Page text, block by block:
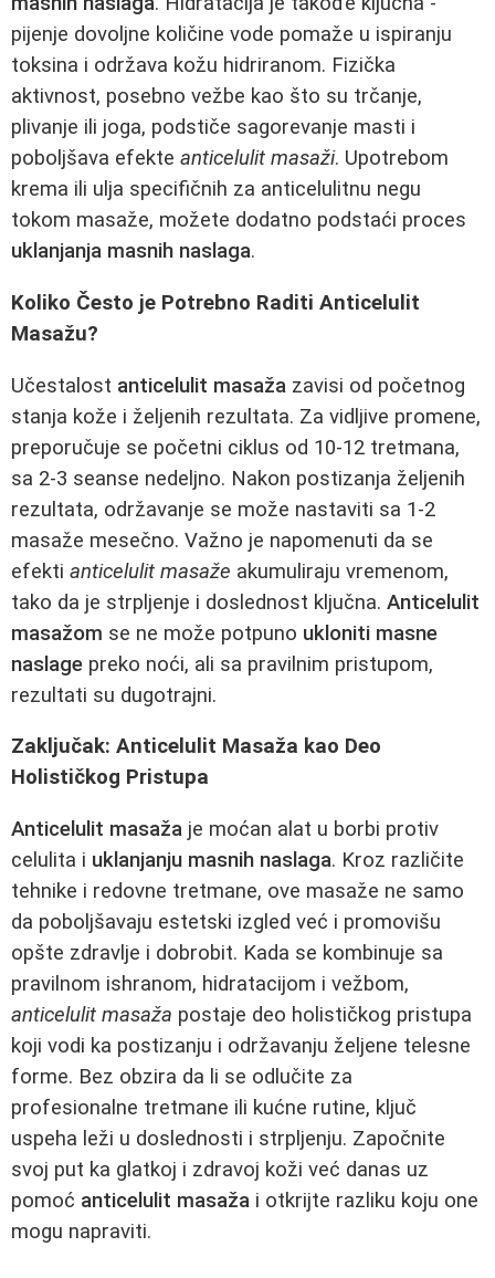
pijenje dovoljne količine vode pomaže u ispiranju
toksina i održava kožu hidriranom. Fizička
aktivnost, posebno vežbe kao što su trčanje,
plivanje ili joga, podstiče sagorevanje masti i
poboljšava efekte anticelulit masaži. Upotrebom
krema ili ulja specifičnih za anticelulitnu negu
tokom masaže, možete dodatno podstaći proces
uklanjanja masnih naslaga.
Koliko Često je Potrebno Raditi Anticelulit
Masažu?
Učestalost anticelulit masaža zavisi od početnog
stanja kože i željenih rezultata. Za vidljive promene,
preporučuje se početni ciklus od 10-12 tretmana,
sa 2-3 seanse nedeljno. Nakon postizanja željenih
rezultata, održavanje se može nastaviti sa 1-2
masaže mesečno. Važno je napomenuti da se
efekti anticelulit masaže akumuliraju vremenom,
tako da je strpljenje i doslednost ključna. Anticelulit
masažom se ne može potpuno ukloniti masne
naslage preko noći, ali sa pravilnim pristupom,
rezultati su dugotrajni.
Zaključak: Anticelulit Masaža kao Deo
Holističkog Pristupa
Anticelulit masaža je moćan alat u borbi protiv
celulita i uklanjanju masnih naslaga. Kroz različite
tehnike i redovne tretmane, ove masaže ne samo
da poboljšavaju estetski izgled već i promovišu
opšte zdravlje i dobrobit. Kada se kombinuje sa
pravilnom ishranom, hidratacijom i vežbom,
anticelulit masaža postaje deo holističkog pristupa
koji vodi ka postizanju i održavanju željene telesne
forme. Bez obzira da li se odlučite za
profesionalne tretmane ili kućne rutine, ključ
uspeha leži u doslednosti i strpljenju. Započnite
svoj put ka glatkoj i zdravoj koži već danas uz
pomoć anticelulit masaža i otkrijte razliku koju one
mogu napraviti.